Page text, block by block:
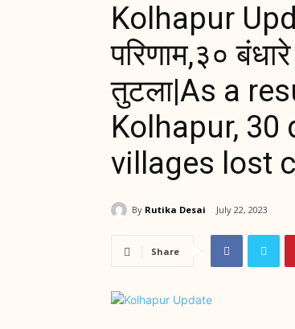
Kolhapur
परिणाम,३०
तुटला|As a
Kolhapur,
villages lost
By Rutika Desai July 22, 2023
Share